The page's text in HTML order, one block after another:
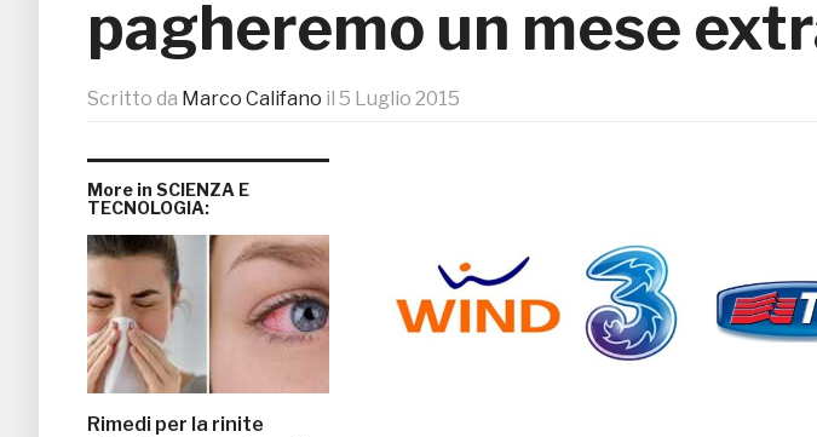
pagheremo un mese
Scritto da Marco Califano il 5 Luglio 2015
More in SCIENZA E
TECNOLOGIA:
Rimedi per la rinite